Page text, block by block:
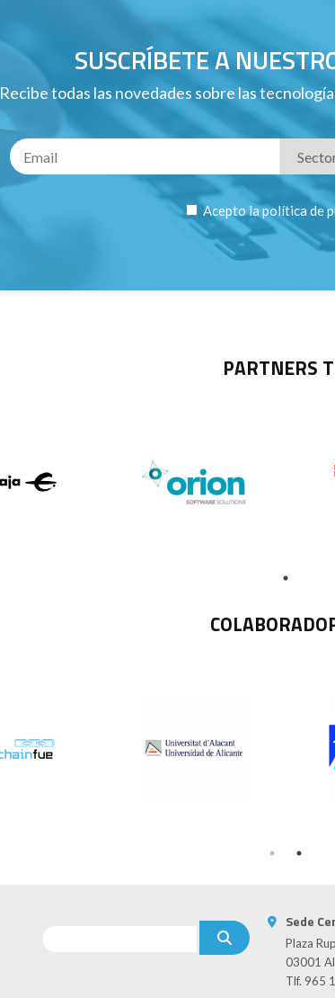
SUSCRÍBETE A
Recibe todas las novedades sobre las
Acepto lapolítica de
PARTNERS
Sede
Plaza
03001
Tlf. 965